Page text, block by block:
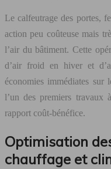
Le calfeutrage des portes,
action peu coûteuse mais
l’air du bâtiment. Cette
d’air froid en hiver et
économies immédiates sur
l’un des premiers travaux
rapport coût-bénéfice.
Optimisation
chauffage et